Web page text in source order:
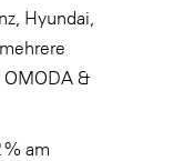
Hyundai,
OMODA &
am